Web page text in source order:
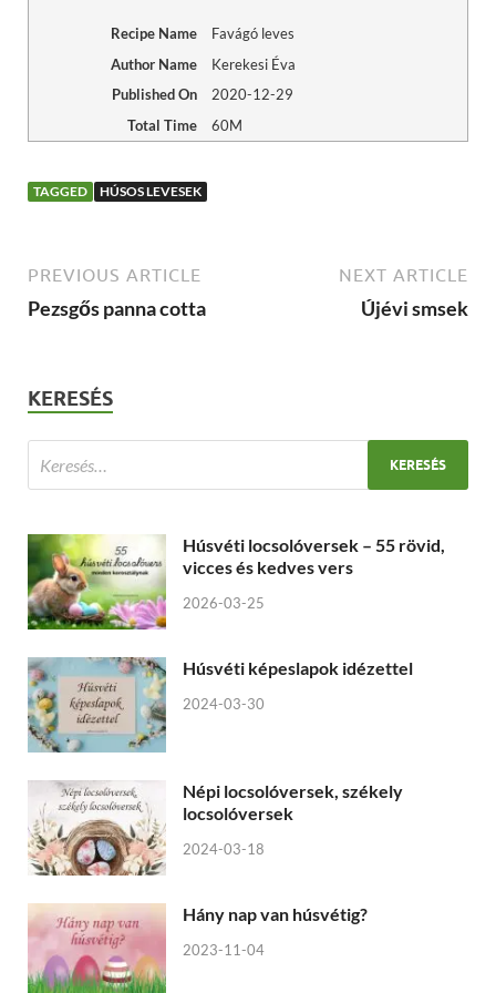
Recipe Name
Favágó leves
Author Name
Kerekesi Éva
Published On
2020-12-29
Total Time
60M
TAGGED HÚSOS LEVESEK
PREVIOUS ARTICLE
Pezsgős panna cotta
NEXT ARTICLE
Újévi smsek
KERESÉS
Húsvéti locsolóversek – 55 rövid,
vicces és kedves vers
2026-03-25
Húsvéti képeslapok idézettel
2024-03-30
Népi locsolóversek, székely
locsolóversek
2024-03-18
Hány nap van húsvétig?
2023-11-04